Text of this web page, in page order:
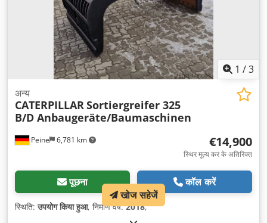
1 /3
Peine 6,781 km
अन्य
CATERPILLAR Sortiergreifer 325
B/D Anbaugeräte/Baumaschinen
€14,900
स्थिर मूल्य कर के अतिरिक्त
पूछना कॉल करें
स्थिति:उपयोग किया हुआ, निर्माण वर्ष:2018,
खोज सहेजें